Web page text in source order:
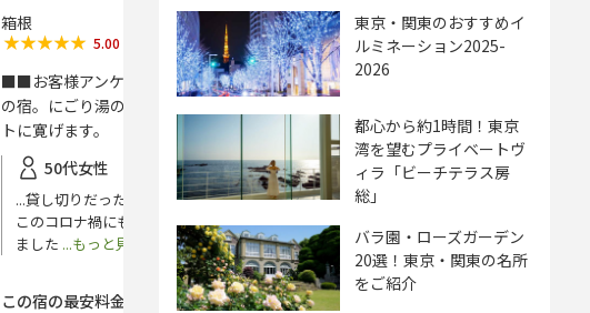
箱根
★★★★★
★★★★★ 5.00 件）
■■お客様アンケート星５つ■■１日１組限定
の宿。にごり湯のかけ流しの温泉でプライベー
トに寛げます。
50代女性
...貸し切りだったので、大人9人+1歳の大所帯で、
このコロナ禍にも関わらず、ワイワイ楽しくでき
ました ...もっと見る
この宿の最安料金プラン
恩納・名護・本部・今帰仁
★★★★★
★★★★★ 4.91
た...もっと見る
東京・関東のおすすめイ
ルミネーション2025-
2026
都心から約1時間！東京
湾を望むプライベートヴ
ィラ「ビーチテラス房
総」
バラ園・ローズガーデン
20選！東京・関東の名所
をご紹介